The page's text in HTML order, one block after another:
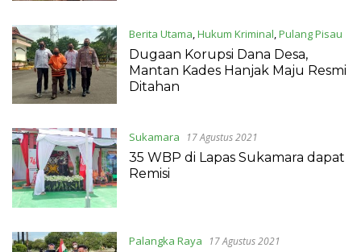
Berita Utama,Hukum Kriminal,Pulang Pisau
17 Agustus 2021
Dugaan Korupsi Dana Desa,
Mantan Kades Hanjak Maju Resmi
Ditahan
Sukamara 17 Agustus 2021
35 WBP di Lapas Sukamara dapat
Remisi
Palangka Raya 17 Agustus 2021